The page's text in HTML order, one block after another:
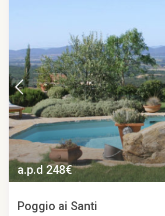
a.p.d 248€
Poggio ai Santi